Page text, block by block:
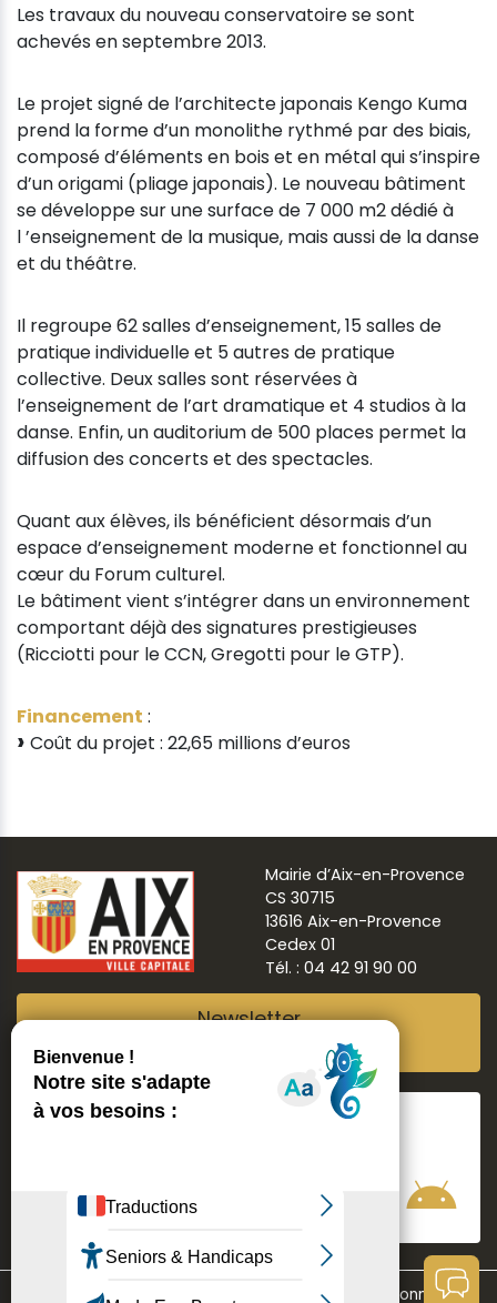
Les travaux du nouveau conservatoire se sont
achevés en septembre 2013.
Le projet signé de l’architecte japonais Kengo Kuma
prend la forme d’un monolithe rythmé par des biais,
composé d’éléments en bois et en métal qui s’inspire
d’un origami (pliage japonais). Le nouveau bâtiment
se développe sur une surface de 7 000 m2 dédié à
l ’enseignement de la musique, mais aussi de la danse
et du théâtre.
Il regroupe 62 salles d’enseignement, 15 salles de
pratique individuelle et 5 autres de pratique
collective. Deux salles sont réservées à
l’enseignement de l’art dramatique et 4 studios à la
danse. Enfin, un auditorium de 500 places permet la
diffusion des concerts et des spectacles.
Quant aux élèves, ils bénéficient désormais d’un
espace d’enseignement moderne et fonctionnel au
cœur du Forum culturel.
Le bâtiment vient s’intégrer dans un environnement
comportant déjà des signatures prestigieuses
(Ricciotti pour le CCN, Gregotti pour le GTP).
Financement :
Coût du projet : 22,65 millions d’euros
Mairie d’Aix-en-Provence
CS 30715
13616 Aix-en-Provence
Cedex 01
Tél. : 04 42 91 90 00
Newsletter
Suivre Aix ma ville
Communication Mentions légales Données personnelles